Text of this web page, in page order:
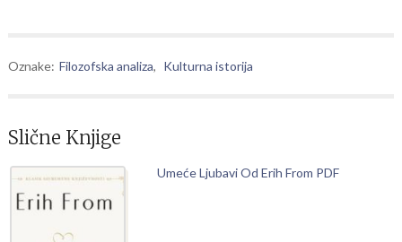
Oznake: Filozofska analiza, Kulturna istorija
Slične Knjige
Umeće Ljubavi Od Erih From PDF